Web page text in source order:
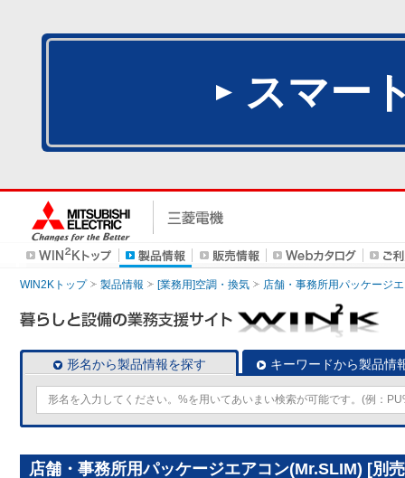
スマー
WIN2Kトップ 製品情報 [業務用]空調・換気 店舗・事務所用パッケージ
形名から製品情報を探す キーワードから製品情
店舗・事務所用パッケージエアコン(Mr.SLIM) [別